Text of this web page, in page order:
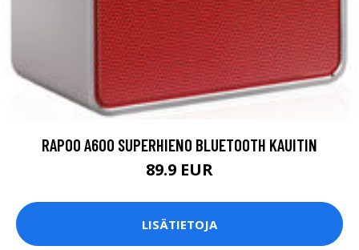
RAPOO A600 SUPERHIENO BLUETOOTH KAUITIN
89.9 EUR
LISÄTIETOJA